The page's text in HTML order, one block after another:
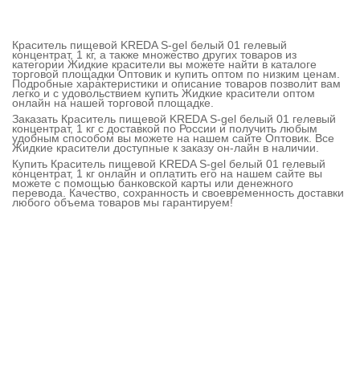
Краситель пищевой KREDA S-gel белый 01 гелевый
концентрат, 1 кг, а также множество других товаров из
категории Жидкие красители вы можете найти в каталоге
торговой площадки Оптовик и купить оптом по низким ценам.
Подробные характеристики и описание товаров позволит вам
легко и с удовольствием купить Жидкие красители оптом
онлайн на нашей торговой площадке.
Заказать Краситель пищевой KREDA S-gel белый 01 гелевый
концентрат, 1 кг с доставкой по России и получить любым
удобным способом вы можете на нашем сайте Оптовик. Все
Жидкие красители доступные к заказу он-лайн в наличии.
Купить Краситель пищевой KREDA S-gel белый 01 гелевый
концентрат, 1 кг онлайн и оплатить его на нашем сайте вы
можете с помощью банковской карты или денежного
перевода. Качество, сохранность и своевременность доставки
любого объема товаров мы гарантируем!